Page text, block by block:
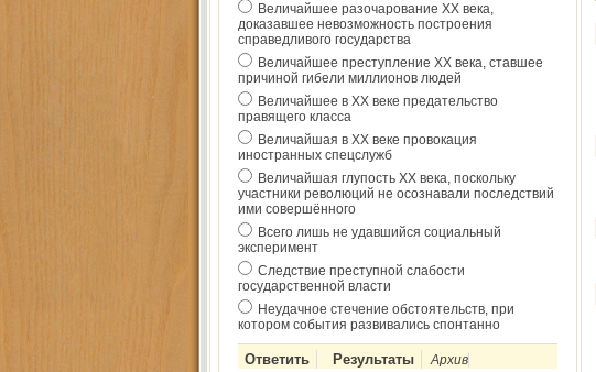
Величайшее разочарование ХХ века,
доказавшее невозможность построения
справедливого государства
Величайшее преступление ХХ века, ставшее
причиной гибели миллионов людей
Величайшее в ХХ веке предательство
правящего класса
Величайшая в ХХ веке провокация
иностранных спецслужб
Величайшая глупость ХХ века, поскольку
участники революций не осознавали последствий
ими совершённого
Всего лишь не удавшийся социальный
эксперимент
Следствие преступной слабости
государственной власти
Неудачное стечение обстоятельств, при
котором события развивались спонтанно
Архив